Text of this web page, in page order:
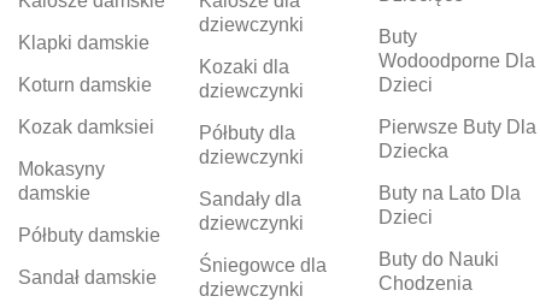
Klapki damskie
Koturn damskie
Kozak damksiei
Mokasyny
damskie
Półbuty damskie
Sandał damskie
dziewczynki
Kozaki dla
dziewczynki
Półbuty dla
dziewczynki
Sandały dla
dziewczynki
Śniegowce dla
dziewczynki
Buty
Wodoodporne Dla
Dzieci
Pierwsze Buty Dla
Dziecka
Buty na Lato Dla
Dzieci
Buty do Nauki
Chodzenia